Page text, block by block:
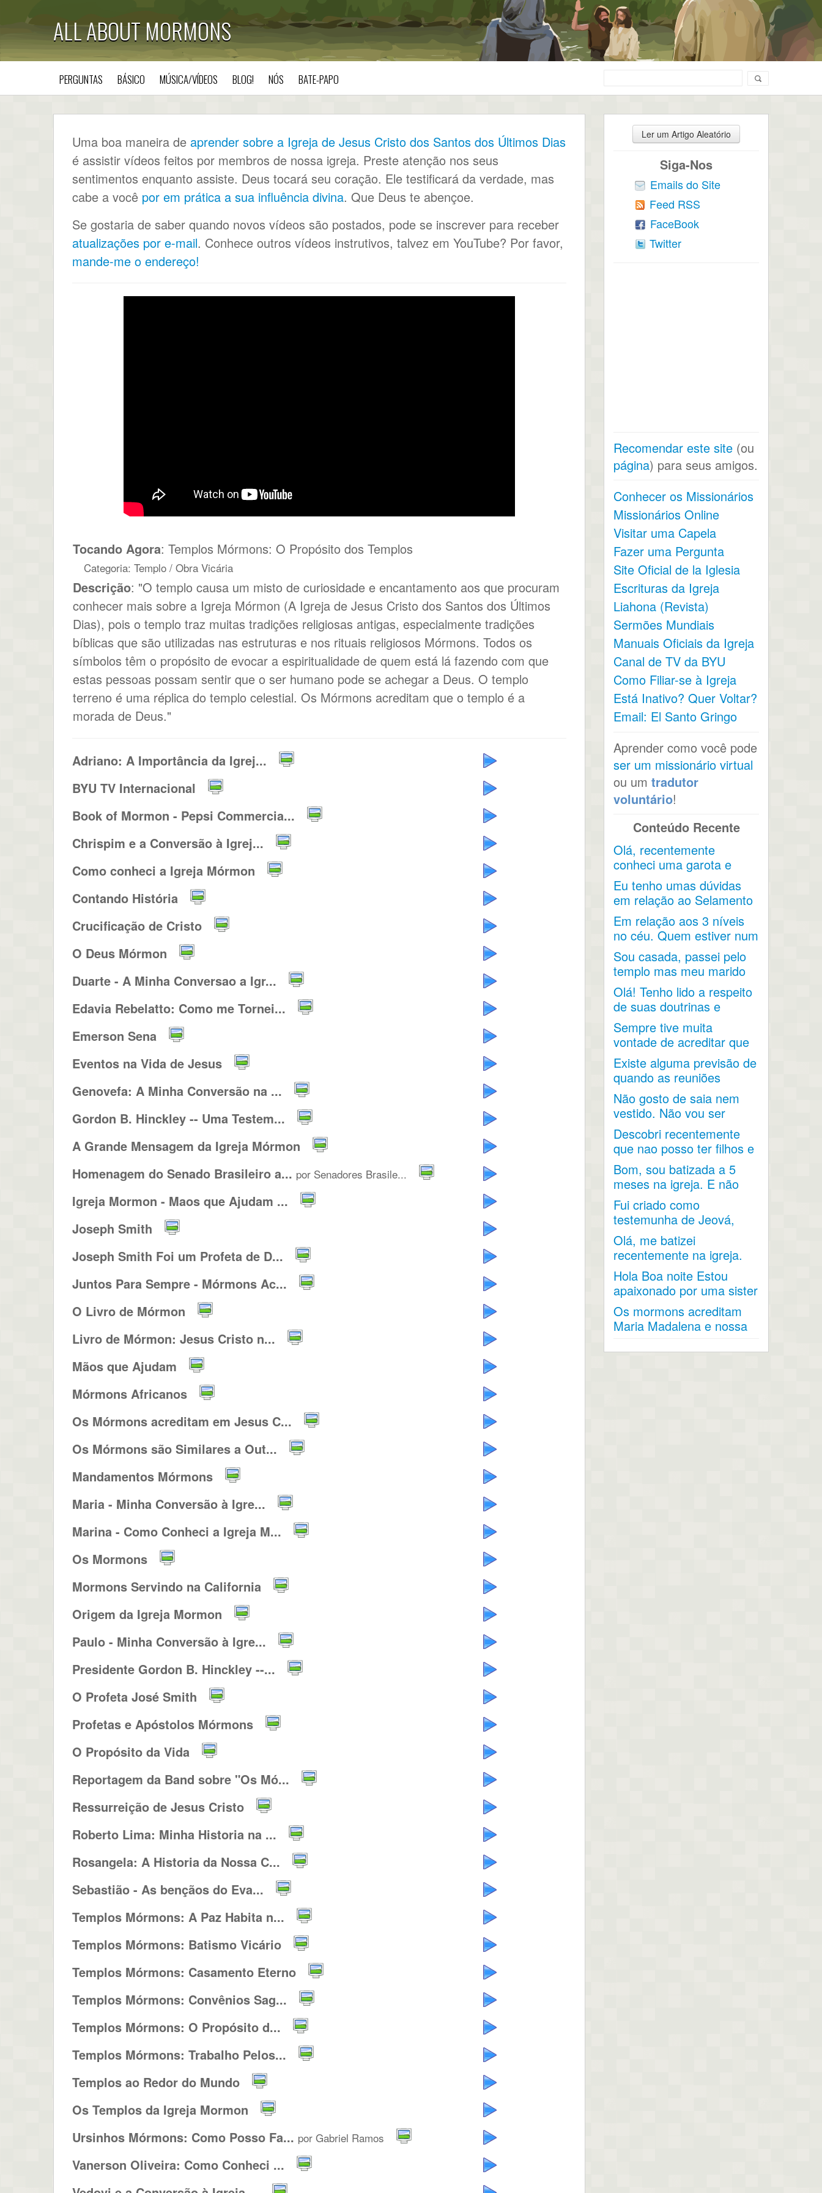
ALL ABOUT MORMONS
PERGUNTAS BÁSICO MÚSICA/VÍDEOS BLOG! NÓS BATE-PAPO
Uma boa maneira de aprender sobre a Igreja de Jesus Cristo dos Santos dos Últimos Dias
é assistir vídeos feitos por membros de nossa igreja. Preste atenção nos seus
sentimentos enquanto assiste. Deus tocará seu coração. Ele testificará da verdade, mas
cabe a você por em prática a sua influência divina. Que Deus te abençoe.
Se gostaria de saber quando novos vídeos são postados, pode se inscrever para receber
atualizações por e-mail. Conhece outros vídeos instrutivos, talvez em YouTube? Por favor,
mande-me o endereço!
Tocando Agora: Templos Mórmons: O Propósito dos Templos
Categoria: Templo / Obra Vicária
Descrição: "O templo causa um misto de curiosidade e encantamento aos que procuram
conhecer mais sobre a Igreja Mórmon (A Igreja de Jesus Cristo dos Santos dos Últimos
Dias), pois o templo traz muitas tradições religiosas antigas, especialmente tradições
bíblicas que são utilizadas nas estruturas e nos rituais religiosos Mórmons. Todos os
símbolos têm o propósito de evocar a espiritualidade de quem está lá fazendo com que
estas pessoas possam sentir que o ser humano pode se achegar a Deus. O templo
terreno é uma réplica do templo celestial. Os Mórmons acreditam que o templo é a
morada de Deus."
Adriano: A Importância da Igrej...
BYU TV Internacional
Book of Mormon - Pepsi Commercia...
Chrispim e a Conversão à Igrej...
Como conheci a Igreja Mórmon
Contando História
Crucificação de Cristo
O Deus Mórmon
Duarte - A Minha Conversao a Igr...
Edavia Rebelatto: Como me Tornei...
Emerson Sena
Eventos na Vida de Jesus
Genovefa: A Minha Conversão na ...
Gordon B. Hinckley -- Uma Testem...
A Grande Mensagem da Igreja Mórmon
Homenagem do Senado Brasileiro a... por Senadores Brasile...
Igreja Mormon - Maos que Ajudam ...
Joseph Smith
Joseph Smith Foi um Profeta de D...
Juntos Para Sempre - Mórmons Ac...
O Livro de Mórmon
Livro de Mórmon: Jesus Cristo n...
Mãos que Ajudam
Mórmons Africanos
Os Mórmons acreditam em Jesus C...
Os Mórmons são Similares a Out...
Mandamentos Mórmons
Maria - Minha Conversão à Igre...
Marina - Como Conheci a Igreja M...
Os Mormons
Mormons Servindo na California
Origem da Igreja Mormon
Paulo - Minha Conversão à Igre...
Presidente Gordon B. Hinckley --...
O Profeta José Smith
Profetas e Apóstolos Mórmons
O Propósito da Vida
Reportagem da Band sobre "Os Mó...
Ressurreição de Jesus Cristo
Roberto Lima: Minha Historia na ...
Rosangela: A Historia da Nossa C...
Sebastião - As bençãos do Eva...
Templos Mórmons: A Paz Habita n...
Templos Mórmons: Batismo Vicário
Templos Mórmons: Casamento Eterno
Templos Mórmons: Convênios Sag...
Templos Mórmons: O Propósito d...
Templos Mórmons: Trabalho Pelos...
Templos ao Redor do Mundo
Os Templos da Igreja Mormon
Ursinhos Mórmons: Como Posso Fa... por Gabriel Ramos
Vanerson Oliveira: Como Conheci ...
Ler um Artigo Aleatório
Siga-Nos
Emails do Site
Feed RSS
FaceBook
Twitter
Recomendar este site (ou
página) para seus amigos.
Conhecer os Missionários
Missionários Online
Visitar uma Capela
Fazer uma Pergunta
Site Oficial de la Iglesia
Escrituras da Igreja
Liahona (Revista)
Sermões Mundiais
Manuais Oficiais da Igreja
Canal de TV da BYU
Como Filiar-se à Igreja
Está Inativo? Quer Voltar?
Email: El Santo Gringo
Aprender como você pode
ser um missionário virtual
ou um tradutor
voluntário!
Conteúdo Recente
Olá, recentemente
conheci uma garota e
acho que ela acabou...
Eu tenho umas dúvidas
em relação ao Selamento
e os 3 Graus de...
Em relação aos 3 níveis
no céu. Quem estiver num
nível terá...
Sou casada, passei pelo
templo mas meu marido
não aceita que eu
durma...
Olá! Tenho lido a respeito
de suas doutrinas e
entendi a...
Sempre tive muita
vontade de acreditar que
o matrimônio não
termina...
Existe alguma previsão de
quando as reuniões
voltarão a acontecer no...
Não gosto de saia nem
vestido. Não vou ser
aceita na igreja. Devo sair
?
Descobri recentemente
que nao posso ter filhos e
fui diagnosticada com...
Bom, sou batizada a 5
meses na igreja. E não
conseguir fazer
nenhuma...
Fui criado como
testemunha de Jeová,
mas agora penso em
fazer parte da...
Olá, me batizei
recentemente na igreja.
Gostaria de saber sobre
a...
Hola Boa noite Estou
apaixonado por uma sister
que já fez missão...
Os mormons acreditam
Maria Madalena e nossa